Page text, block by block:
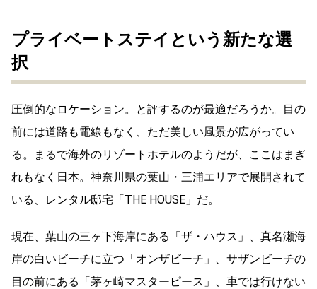
プライベートステイという新たな選
択
圧倒的なロケーション。と評するのが最適だろうか。目の
前には道路も電線もなく、ただ美しい風景が広がってい
る。まるで海外のリゾートホテルのようだが、ここはまぎ
れもなく日本。神奈川県の葉山・三浦エリアで展開されて
いる、レンタル邸宅「THE HOUSE」だ。
現在、葉山の三ヶ下海岸にある「ザ・ハウス」、真名瀬海
岸の白いビーチに立つ「オンザビーチ」、サザンビーチの
目の前にある「茅ヶ崎マスターピース」、車では行けない